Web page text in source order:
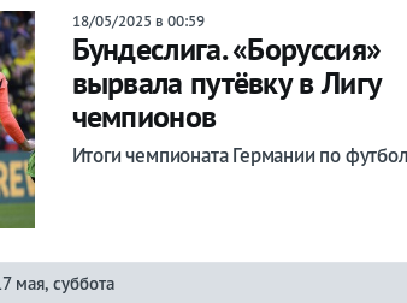
18/05/2025 в 00:59
Бундеслига. «Боруссия»
вырвала путёвку в Лигу
чемпионов
Итоги чемпионата Германии по
мая, суббота